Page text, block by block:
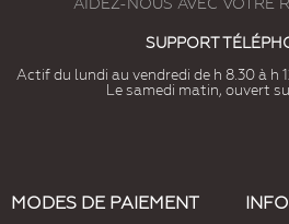
AIDEZ-NOUS AVEC VOTRE
SUPPORT
Actif du lundi au vendredi de h 8.30 à h
Le samedi matin, ouvert
MODES DE PAIEMENT